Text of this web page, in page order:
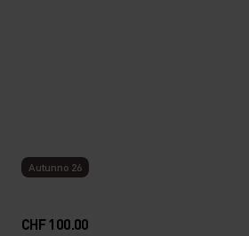
Autunno 26
CHF 100.00